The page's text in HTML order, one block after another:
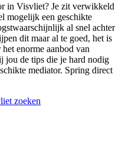
in Visvliet? Je zit verwikkeld
mogelijk een geschikte
al snel achter
dit maar al te goed, het is
enorme aanbod van
jou de tips die je hard nodig
mediator. Spring direct
zoeken